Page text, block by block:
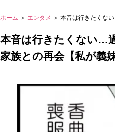
ホーム ＞ エンタメ ＞ 本音は行きたくな
本音は行きたくない…
家族との再会【私が義